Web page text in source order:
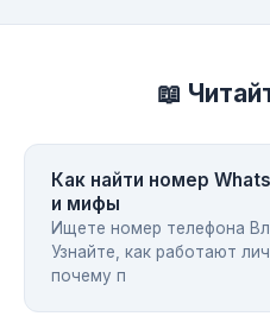
📖
Как найти номер
и мифы
Ищете номер телефона
Узнайте, как работают
почему п